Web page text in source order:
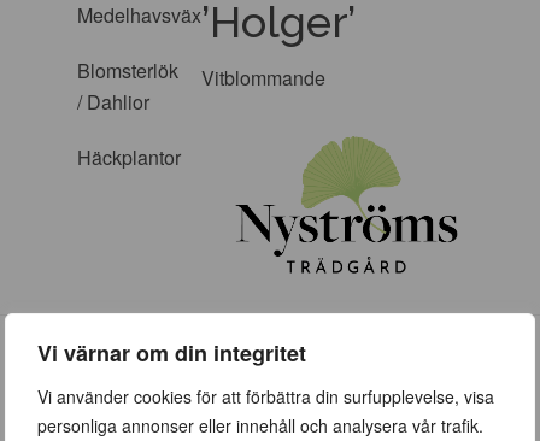
Vi värnar om din integritet
Vi använder cookies för att förbättra din surfupplevelse, visa
personliga annonser eller innehåll och analysera vår trafik.
Medelhavsväxter
Blomsterlök
/ Dahlior
Häckplantor
’Holger’
Vitblommande